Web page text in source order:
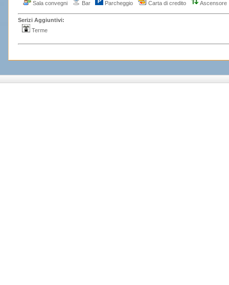
Sala convegni
Bar Parcheggio Carta di credito
Serizi Aggiuntivi:
Terme